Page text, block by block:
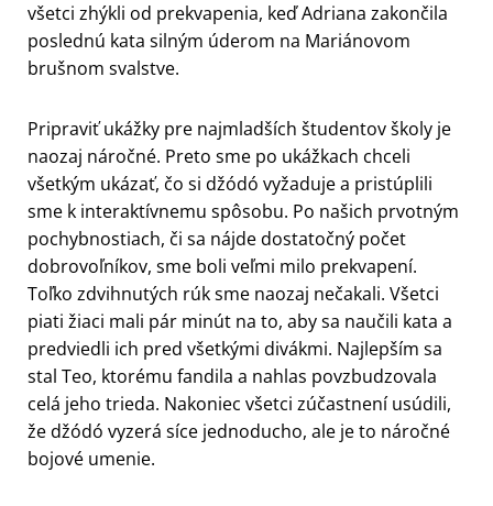
všetci zhýkli od prekvapenia, keď Adriana zakončila
poslednú kata silným úderom na Mariánovom
brušnom svalstve.
Pripraviť ukážky pre najmladších študentov školy je
naozaj náročné. Preto sme po ukážkach chceli
všetkým ukázať, čo si džódó vyžaduje a pristúplili
sme k interaktívnemu spôsobu. Po našich prvotným
pochybnostiach, či sa nájde dostatočný počet
dobrovoľníkov, sme boli veľmi milo prekvapení.
Toľko zdvihnutých rúk sme naozaj nečakali. Všetci
piati žiaci mali pár minút na to, aby sa naučili kata a
predviedli ich pred všetkými divákmi. Najlepším sa
stal Teo, ktorému fandila a nahlas povzbudzovala
celá jeho trieda. Nakoniec všetci zúčastnení usúdili,
že džódó vyzerá síce jednoducho, ale je to náročné
bojové umenie.